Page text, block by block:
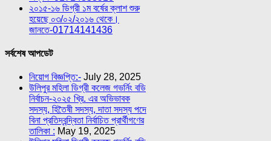
২০১৫-১৬ ডিগ্রী ১ম বর্ষের ক্লাশ শুরু
হয়েছে ০৩/০২/২০১৬ থেকে।
জানতে-01714141436
সর্বশেষ আপডেট
নিয়োগ বিজ্ঞপ্তি:- July 28, 2025
উলিপুর মহিলা ডিগ্রী কলেজ গভর্নিং বডি
নির্বাচন-২০২৫ খ্রি. এর অভিভাবক
সদস্য, হিতৈষী সদস্য, দাতা সদস্য পদে
বিনা প্রতিদ্বন্দ্বিতা নির্বাচিত প্রার্থীগণের
তালিকা : May 19, 2025